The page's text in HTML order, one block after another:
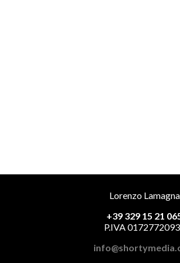
Lorenzo Lamagna
+39 329 15 21
P.IVA